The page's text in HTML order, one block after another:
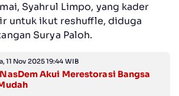
Syahrul Limpo, yang kader
untuk ikut reshuffle, diduga
Surya Paloh.
11 Nov 2025 19:44 WIB
Akui Merestorasi Bangsa